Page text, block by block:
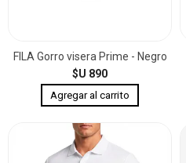
FILA Gorro visera Prime - Negro
$U 890